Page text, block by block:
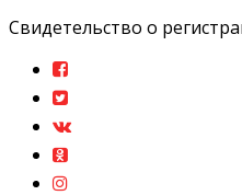
Свидетельство о